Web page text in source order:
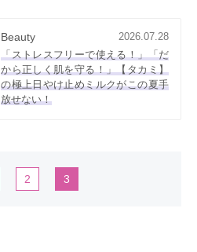
Beauty
2026.07.28
「ストレスフリーで使える！」「だ
から正しく肌を守る！」【タカミ】
の極上日やけ止めミルクがこの夏手
放せない！
2 3